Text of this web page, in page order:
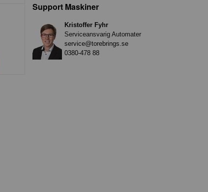
Support Maskiner
Kristoffer Fyhr
Serviceansvarig Automater
service@torebrings.se
0380-478 88